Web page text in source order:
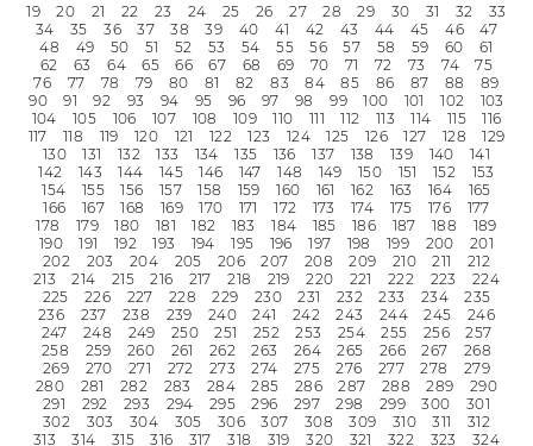
19
20 21 22 23 24 25 26 27 28 29 30 31 32
33
34
35 36 37 38 39 40 41 42 43 44 45 46
47
48
49 50 51 52 53 54 55 56 57 58 59 60
61
62
63 64 65 66 67 68 69 70 71 72 73 74
75
76
77 78 79 80 81 82 83 84 85 86 87 88
89
90
91 92 93 94 95 96 97 98 99 100 101 102
103
104
105 106 107 108 109 110 111 112 113 114 115
116
117
118 119 120 121 122 123 124 125 126 127 128
129
130
131 132 133 134 135 136 137 138 139 140
141
142
143 144 145 146 147 148 149 150 151 152
153
154
155 156 157 158 159 160 161 162 163 164
165
166
167 168 169 170 171 172 173 174 175 176
177
178
179 180 181 182 183 184 185 186 187 188
189
190
191 192 193 194 195 196 197 198 199 200
201
202
203 204 205 206 207 208 209 210 211
212
213
214 215 216 217 218 219 220 221 222 223
224
225
226 227 228 229 230 231 232 233 234
235
236
237 238 239 240 241 242 243 244 245
246
247
248 249 250 251 252 253 254 255 256
257
258
259 260 261 262 263 264 265 266 267
268
269
270 271 272 273 274 275 276 277 278
279
280
281 282 283 284 285 286 287 288 289
290
291
292 293 294 295 296 297 298 299 300
301
302
303 304 305 306 307 308 309 310 311
312
313
314 315 316 317 318 319 320 321 322 323
324